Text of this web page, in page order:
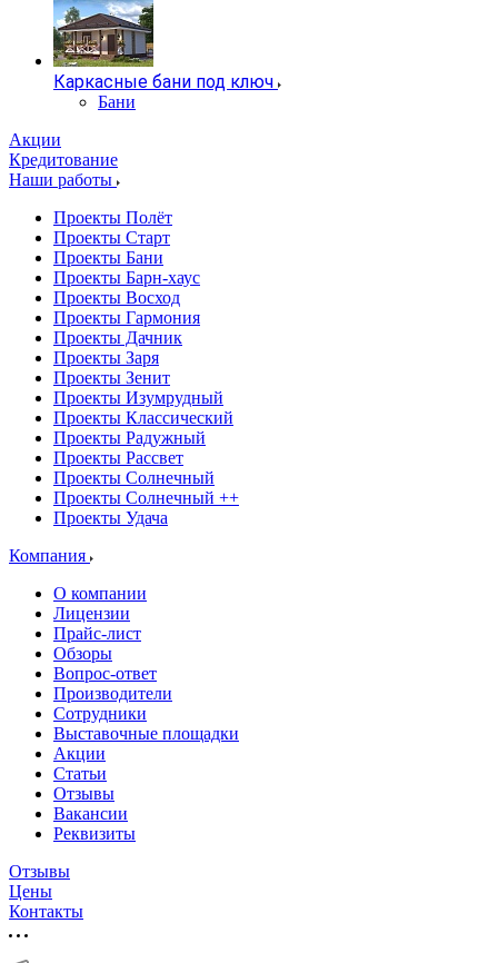
Каркасные бани под ключ
Бани
Акции
Кредитование
Наши работы
Проекты Полёт
Проекты Старт
Проекты Бани
Проекты Барн-хаус
Проекты Восход
Проекты Гармония
Проекты Дачник
Проекты Заря
Проекты Зенит
Проекты Изумрудный
Проекты Классический
Проекты Радужный
Проекты Рассвет
Проекты Солнечный
Проекты Солнечный ++
Проекты Удача
Компания
О компании
Лицензии
Прайс-лист
Обзоры
Вопрос-ответ
Производители
Сотрудники
Выставочные площадки
Акции
Статьи
Отзывы
Вакансии
Реквизиты
Отзывы
Цены
Контакты